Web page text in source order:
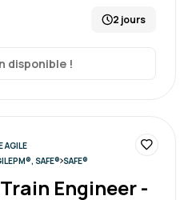
Safe sont bien
La taille du groupe et
Owner / Product Manager
2 jours
disponible !
AGILE
SAFE® SAFE®
Engineer -